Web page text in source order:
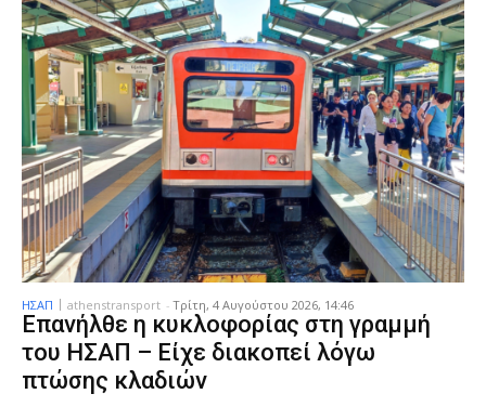
ΗΣΑΠ athenstransport - Τρίτη, 4 Αυγούστου 2026, 14:46
Επανήλθε η κυκλοφορίας στη γραμμή
του ΗΣΑΠ – Είχε διακοπεί λόγω
πτώσης κλαδιών